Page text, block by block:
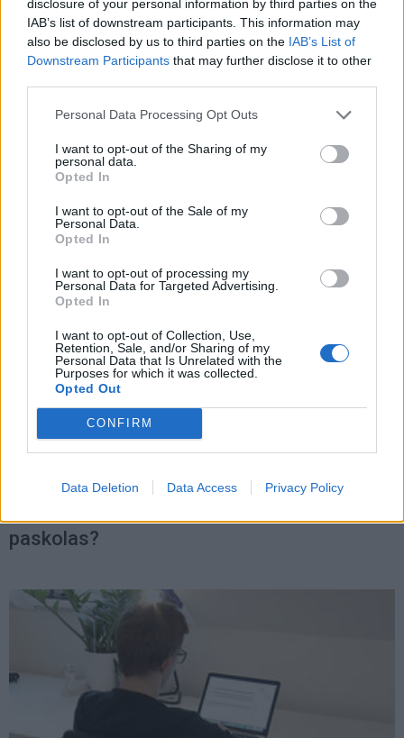
disclosure of your personal information by third parties on the
IAB’s list of downstream participants. This information may
also be disclosed by us to third parties on the IAB’s List of
Downstream Participants that may further disclose it to other
Personal Data Processing Opt Outs
I want to opt-out of the Sharing of my
personal data.
Opted In
I want to opt-out of the Sale of my
Personal Data.
Opted In
I want to opt-out of processing my
Personal Data for Targeted Advertising.
Opted In
I want to opt-out of Collection, Use,
Retention, Sale, and/or Sharing of my
Personal Data that Is Unrelated with the
Purposes for which it was collected.
Opted Out
CONFIRM
Data Deletion Data Access Privacy Policy
Apklausa atskleidė priežastis, kodėl
lietuviai neperka būsto
paskolas?